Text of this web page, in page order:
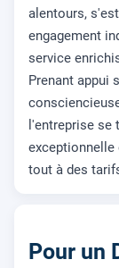
alentours,
engagement
service
Prenant appui
l'entreprise se
exceptionnelle
tout à des
Pour un